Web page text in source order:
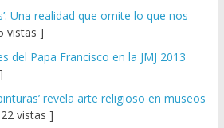
Una realidad que omite lo que nos
vistas ]
del Papa Francisco en la JMJ 2013
revela arte religioso en museos
vistas ]